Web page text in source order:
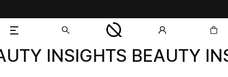
добавлен в корзину
INSIGHTS BEAUTY